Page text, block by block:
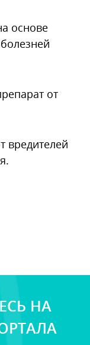
основе
от
вредителей
НА